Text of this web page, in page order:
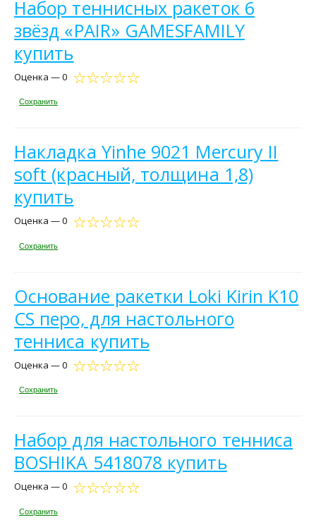
Набор теннисных ракеток 6
звёзд «PAIR» GAMESFAMILY
купить
Оценка — 0
Сохранить
Накладка Yinhe 9021 Mercury II
soft (красный, толщина 1,8)
купить
Оценка — 0
Сохранить
Основание ракетки Loki Kirin K10
CS перо, для настольного
тенниса купить
Оценка — 0
Сохранить
Набор для настольного тенниса
BOSHIKA 5418078 купить
Оценка — 0
Сохранить